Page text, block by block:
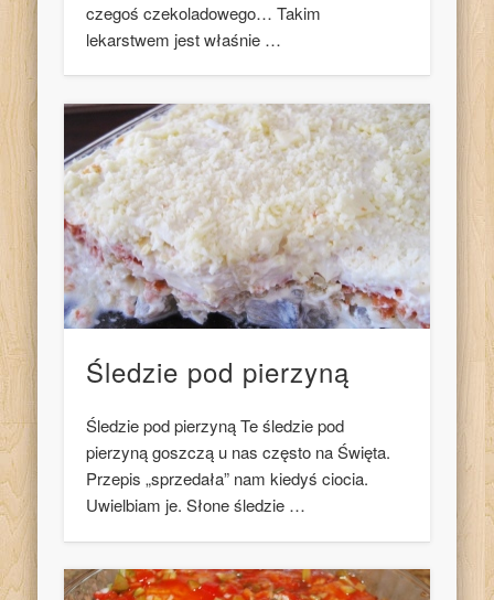
czegoś czekoladowego… Takim
lekarstwem jest właśnie …
Śledzie pod pierzyną
Śledzie pod pierzyną Te śledzie pod
pierzyną goszczą u nas często na Święta.
Przepis „sprzedała” nam kiedyś ciocia.
Uwielbiam je. Słone śledzie …